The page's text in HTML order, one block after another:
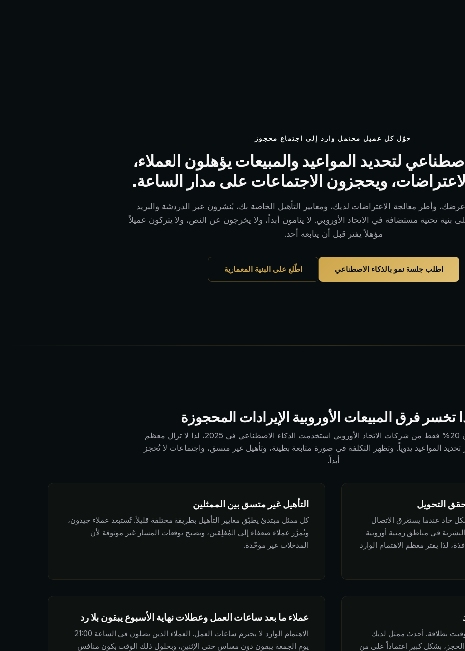
حوّل كل عميل محتمل وارد إلى اجتماع محجوز
لتحديد المواعيد والمبيعات يؤهلون العملاء،
ويحجزون الاجتماعات على مدار الساعة.
وأطر معالجة الاعتراضات لديك، ومعايير التأهيل الخاصة بك، يُنشرون عبر الدردشة والبريد
بنية تحتية مستضافة في الاتحاد الأوروبي. لا ينامون أبداً، ولا يخرجون عن النص، ولا يتركون عميلاً
مؤهلاً يفتر قبل أن يتابعه أحد.
اطلب جلسة نمو بالذكاء الاصطناعي اطّلع على البنية المعمارية
تخسر فرق المبيعات الأوروبية الإيرادات المحجوزة
تفيد Eurostat بأن 20% فقط من شركات الاتحاد الأوروبي استخدمت الذكاء الاصطناعي في 2025، لذا لا تزال معظم
تحديد المواعيد يدوياً. وتظهر التكلفة في صورة متابعة بطيئة، وتأهيل غير متسق، واجتماعات لا تُحجز
أبداً.
التحويل
حاد عندما يستغرق الاتصال
في مناطق زمنية أوروبية
لذا يفتر معظم الاهتمام الوارد
التأهيل غير متسق بين الممثلين
كل ممثل مبتدئ يطبّق معايير التأهيل بطريقة مختلفة قليلاً. تُستبعد عملاء جيدون،
ويُمرَّر عملاء ضعفاء إلى المُغلِقين، وتصبح توقعات المسار غير موثوقة لأن
المدخلات غير موحّدة.
بطلاقة. أحدث ممثل لديك
بشكل كبير اعتماداً على من
عملاء ما بعد ساعات العمل وعطلات نهاية الأسبوع يبقون بلا رد
الاهتمام الوارد لا يحترم ساعات العمل. العملاء الذين يصلون في الساعة 21:00
يوم الجمعة يبقون دون مساس حتى الإثنين، وبحلول ذلك الوقت يكون منافس